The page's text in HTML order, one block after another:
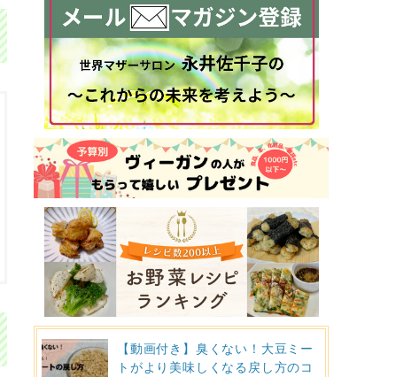
【動画付き】臭くない！大豆ミー
トがより美味しくなる戻し方のコ